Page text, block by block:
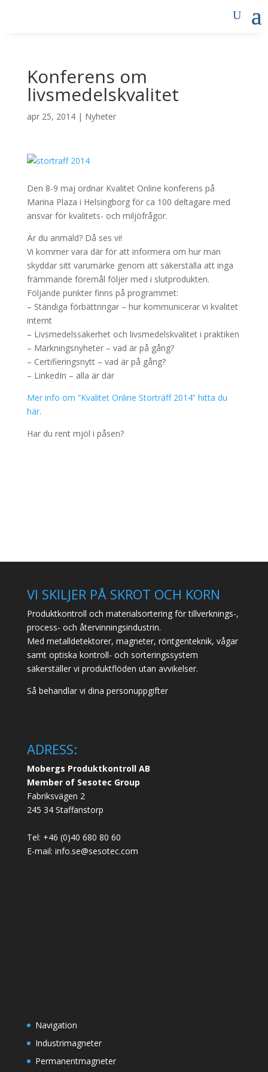
Konferens om
livsmedelskvalitet
apr 25, 2014| Nyheter
Den 8-9 maj ordnar Kvalitet Online konferens på
Marina Plaza i Helsingborg för ca 100 deltagare med
ansvar för kvalitets- och miljöfrågor.
Är du anmäld? Då ses vi!
Vi kommer vara där för att informera om hur man
skyddar sitt varumärke genom att säkerställa att inga
främmande föremål följer med i slutprodukten.
Följande punkter finns på programmet:
– Ständiga förbättringar – hur kommunicerar vi kvalitet
internt
– Livsmedelssäkerhet och livsmedelskvalitet i praktiken
– Märkningsnyheter – vad är på gång?
– Certifieringsnytt – vad är på gång?
– LinkedIn – alla är där
Mer info om ”Kvalitet Online Storträff 2014” hitta du
här.
Har du rent mjöl i påsen?
VI SKILJER PÅ SKROT OCH KORN
Produktkontroll och materialsortering för tillverknings-,
process- och återvinningsindustrin.
Med metalldetektorer, magneter, röntgenteknik, vågar
samt optiska kontroll- och sorteringssystem
säkerställer vi produktflöden utan avvikelser.
Så behandlar vi dina personuppgifter
ADRESS:
Mobergs Produktkontroll AB
Member of Sesotec Group
Fabriksvägen 2
245 34 Staffanstorp
Tel: +46 (0)40 680 80 60
E-mail: info.se@sesotec.com
Navigation
Industrimagneter
Permanentmagneter